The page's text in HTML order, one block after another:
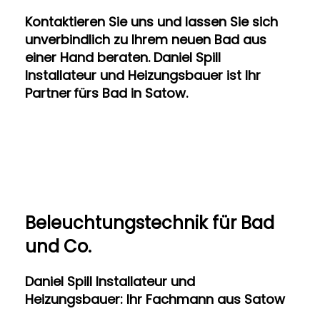
Kontaktieren Sie uns und lassen Sie sich
unverbindlich zu Ihrem neuen Bad aus
einer Hand beraten. Daniel Spill
Installateur und Heizungsbauer ist Ihr
Partner fürs Bad in Satow.
Beleuchtungstechnik für Bad
und Co.
Daniel Spill Installateur und
Heizungsbauer: Ihr Fachmann aus Satow